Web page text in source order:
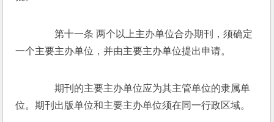
第十一条 两个以上主办单位合办期刊，须确定
一个主要主办单位，并由主要主办单位提出申请。
期刊的主要主办单位应为其主管单位的隶属单
位。期刊出版单位和主要主办单位须在同一行政区域。